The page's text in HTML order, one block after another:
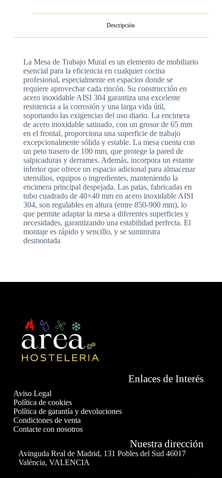
Descripción
La Mesa de Trabajo Mural es un elemento de mobiliario
esencial para la eficiencia en cualquier cocina
profesional, especialmente en espacios donde se
requiere aprovechar cada rincón. Su construcción en
acero inoxidable AISI 304 garantiza una excelente
resistencia a la corrosión y una larga vida útil,
soportando las exigencias del uso diario. La encimera
de acero inoxidable satinado, con un grosor de 65 mm
en el frontal, proporciona una superficie de trabajo
excepcionalmente sólida y estable. La mesa cuenta con
un peto trasero de 100 mm, que protege la pared de
salpicaduras y derrames. Además, incorpora un estante
inferior que ofrece un espacio adicional para almacenar
utensilios, equipos o ingredientes, manteniendo la
encimera principal despejada. Las patas, fabricadas en
tubo cuadrado de 40×40 mm en acero inoxidable AISI
304, son regulables en altura (entre 850-900 mm), lo
que permite adaptar la mesa a diferentes superficies y
necesidades, garantizando una estabilidad perfecta. El
montaje es rápido y sencillo, y se suministra
desmontada
Enlaces de Interés
Aviso Legal
Política de cookies
Política de garantía y devoluciones
Condiciones de venta
Contacte con nosotros
Nuestra dirección
Avinguda Real de Madrid, 131 Pobles del Sud 46017
València, VALENCIA